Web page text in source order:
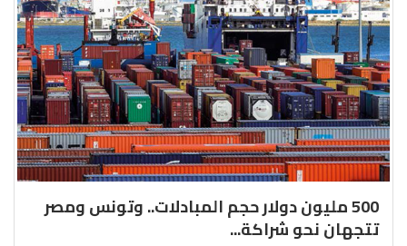
500 مليون دولار حجم المبادلات.. وتونس ومصر
تتجهان نحو شراكة...